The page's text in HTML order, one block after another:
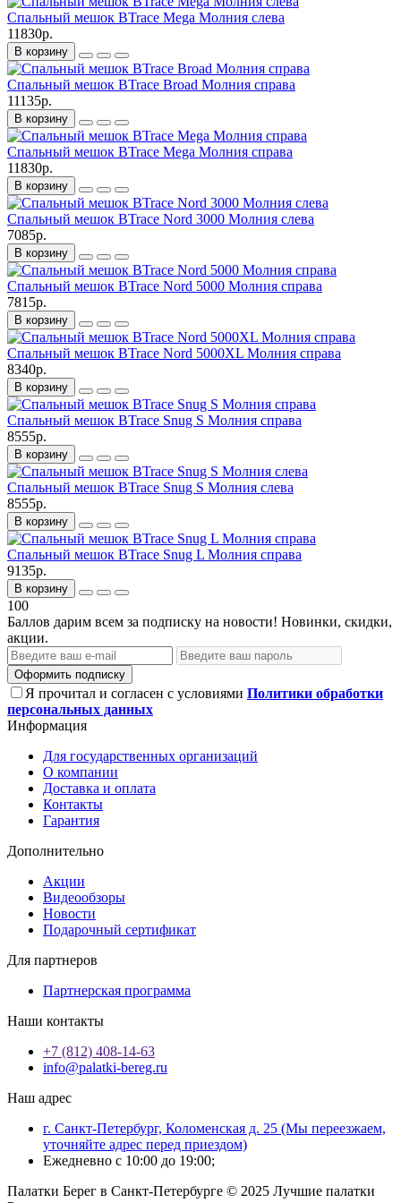
Спальный мешок BTrace Mega Молния слева
11830р.
В корзину
Спальный мешок BTrace Broad Молния справа
11135р.
В корзину
Спальный мешок BTrace Mega Молния справа
11830р.
В корзину
Спальный мешок BTrace Nord 3000 Молния слева
7085р.
В корзину
Спальный мешок BTrace Nord 5000 Молния справа
7815р.
В корзину
Спальный мешок BTrace Nord 5000XL Молния справа
8340р.
В корзину
Спальный мешок BTrace Snug S Молния справа
8555р.
В корзину
Спальный мешок BTrace Snug S Молния слева
8555р.
В корзину
Спальный мешок BTrace Snug L Молния справа
9135р.
В корзину
100
Баллов дарим всем за подписку на новости! Новинки, скидки,
акции.
Оформить подписку
Я прочитал и согласен с условиями Политики обработки
персональных данных
Информация
Для государственных организаций
О компании
Доставка и оплата
Контакты
Гарантия
Дополнительно
Акции
Видеообзоры
Новости
Подарочный сертификат
Для партнеров
Партнерская программа
Наши контакты
+7 (812) 408-14-63
info@palatki-bereg.ru
Наш адрес
г. Санкт-Петербург, Коломенская д. 25 (Мы переезжаем,
уточняйте адрес перед приездом)
Ежедневно с 10:00 до 19:00;
Палатки Берег в Санкт-Петербурге © 2025 Лучшие палатки